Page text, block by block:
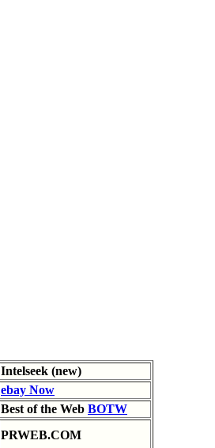
Intelseek (new)
ebay Now
Best of the Web BOTW
PRWEB.COM